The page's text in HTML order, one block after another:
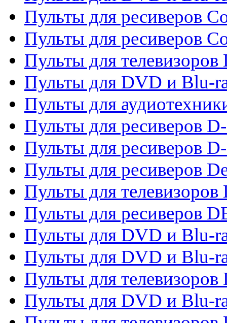
Пульты для ресиверов
Пульты для ресиверов
Пульты для телевизоров
Пульты для DVD и Blu-
Пульты для
Пульты для ресиверов
Пульты для ресиверов
Пульты для ресиверов
Пульты для телевизоров
Пульты для ресиверов
Пульты для DVD и Blu-
Пульты для DVD и Blu-
Пульты для
Пульты для DVD и Blu-